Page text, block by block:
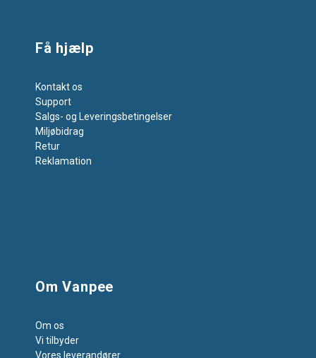
Få hjælp
Kontakt os
Support
Salgs- og Leveringsbetingelser
Miljøbidrag
Retur
Reklamation
Om Vanpee
Om os
Vi tilbyder
Vores leverandører